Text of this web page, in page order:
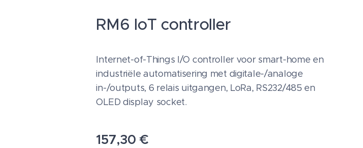
RM6 IoT controller
Internet-of-Things I/O controller voor smart-home en
industriële automatisering met digitale-/analoge
in-/outputs, 6 relais uitgangen, LoRa, RS232/485 en
OLED display socket.
157,30 €